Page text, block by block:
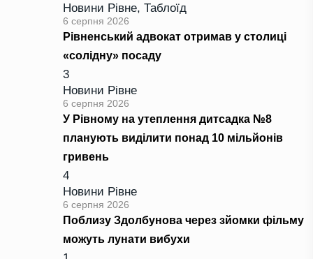
Новини Рівне, Таблоїд
6 серпня 2026
Рівненський адвокат отримав у столиці
«солідну» посаду
3
Новини Рівне
6 серпня 2026
У Рівному на утеплення дитсадка №8
планують виділити понад 10 мільйонів
гривень
4
Новини Рівне
6 серпня 2026
Поблизу Здолбунова через зйомки фільму
можуть лунати вибухи